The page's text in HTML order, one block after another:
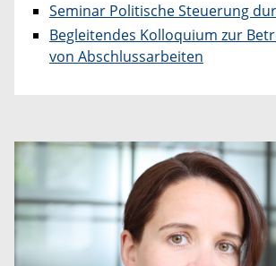
Seminar Politische Steuerung
Begleitendes Kolloquium zur
von Abschlussarbeiten